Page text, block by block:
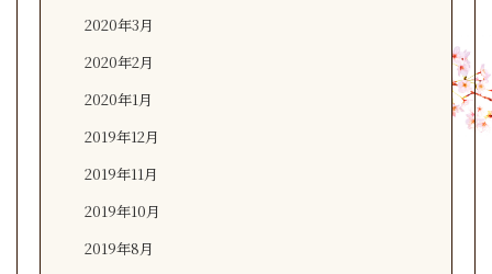
2020年3月
2020年2月
2020年1月
2019年12月
2019年11月
2019年10月
2019年8月